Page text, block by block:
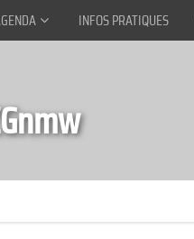
INFOS PRATIQUES